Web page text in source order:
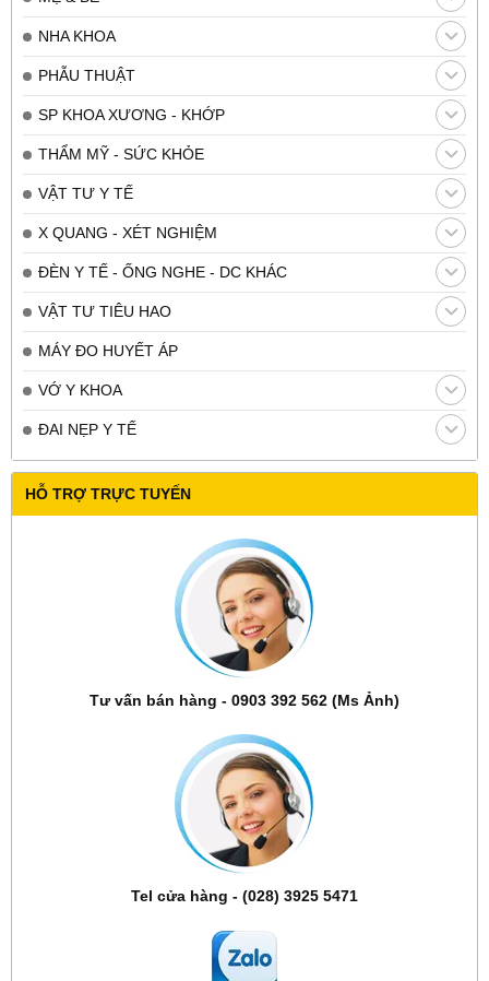
NHA KHOA
PHẪU THUẬT
SP KHOA XƯƠNG - KHỚP
THẨM MỸ - SỨC KHỎE
VẬT TƯ Y TẾ
X QUANG - XÉT NGHIỆM
ĐÈN Y TẾ - ỐNG NGHE - DC KHÁC
VẬT TƯ TIÊU HAO
MÁY ĐO HUYẾT ÁP
VỚ Y KHOA
ĐAI NẸP Y TẾ
HỖ TRỢ TRỰC TUYẾN
Tư vấn bán hàng - 0903 392 562 (Ms Ảnh)
Tel cửa hàng - (028) 3925 5471